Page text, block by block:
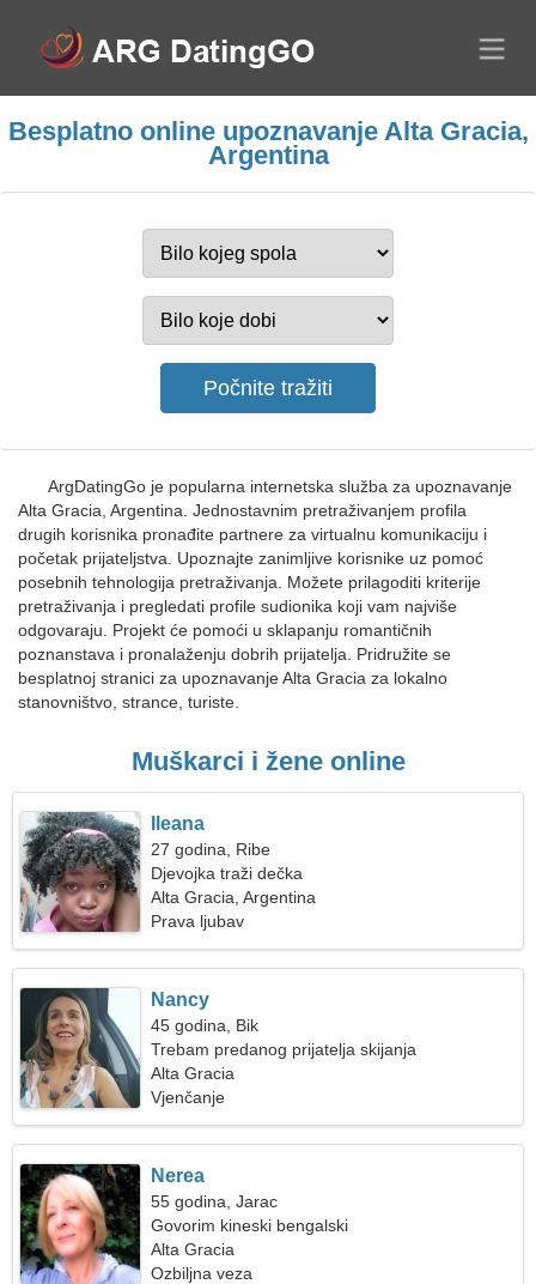
Besplatno online upoznavanje Alta Gracia,
Argentina
ArgDatingGo je popularna internetska služba za upoznavanje
Alta Gracia, Argentina. Jednostavnim pretraživanjem profila
drugih korisnika pronađite partnere za virtualnu komunikaciju i
početak prijateljstva. Upoznajte zanimljive korisnike uz pomoć
posebnih tehnologija pretraživanja. Možete prilagoditi kriterije
pretraživanja i pregledati profile sudionika koji vam najviše
odgovaraju. Projekt će pomoći u sklapanju romantičnih
poznanstava i pronalaženju dobrih prijatelja. Pridružite se
besplatnoj stranici za upoznavanje Alta Gracia za lokalno
stanovništvo, strance, turiste.
Muškarci i žene online
Ileana
27 godina, Ribe
Djevojka traži dečka
Alta Gracia, Argentina
Prava ljubav
Nancy
45 godina, Bik
Trebam predanog prijatelja skijanja
Alta Gracia
Vjenčanje
Nerea
55 godina, Jarac
Govorim kineski bengalski
Alta Gracia
Ozbiljna veza